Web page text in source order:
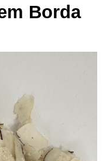
Borda